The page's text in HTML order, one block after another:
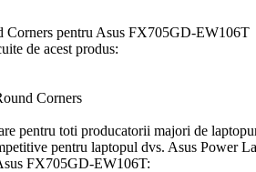
pentru Asus FX705GD-EW106T
de acest produs:
Corners
pentru toti producatorii majori de
pentru laptopul dvs. Asus Power
FX705GD-EW106T: